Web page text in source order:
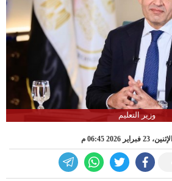
وزير التعليم
الإثنين، 23 فبراير 2026 06:45 م